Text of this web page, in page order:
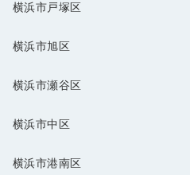
横浜市戸塚区
横浜市旭区
横浜市瀬谷区
横浜市中区
横浜市港南区